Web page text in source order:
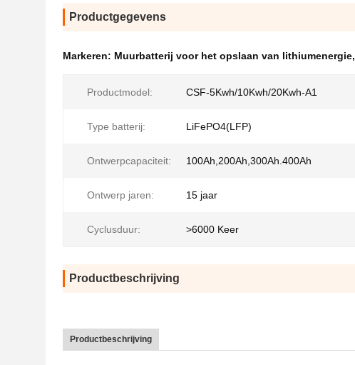
Productgegevens
Markeren: Muurbatterij voor het opslaan van lithiumenergie,
Productmodel: CSF-5Kwh/10Kwh/20Kwh-A1
Type batterij: LiFePO4(LFP)
Ontwerpcapaciteit: 100Ah,200Ah,300Ah.400Ah
Ontwerp jaren: 15 jaar
Cyclusduur: >6000 Keer
Productbeschrijving
Productbeschrijving